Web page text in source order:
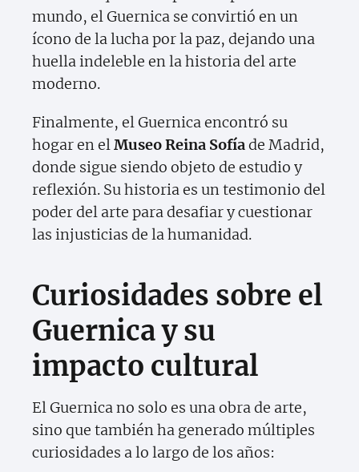
mundo, el Guernica se convirtió en un
ícono de la lucha por la paz, dejando una
huella indeleble en la historia del arte
moderno.
Finalmente, el Guernica encontró su
hogar en elMuseo Reina Sofíade Madrid,
donde sigue siendo objeto de estudio y
reflexión. Su historia es un testimonio del
poder del arte para desafiar y cuestionar
las injusticias de la humanidad.
Curiosidades sobre el
Guernica y su
impacto cultural
El Guernica no solo es una obra de arte,
sino que también ha generado múltiples
curiosidades a lo largo de los años: